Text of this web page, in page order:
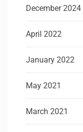
December 2024
April 2022
January 2022
May 2021
March 2021